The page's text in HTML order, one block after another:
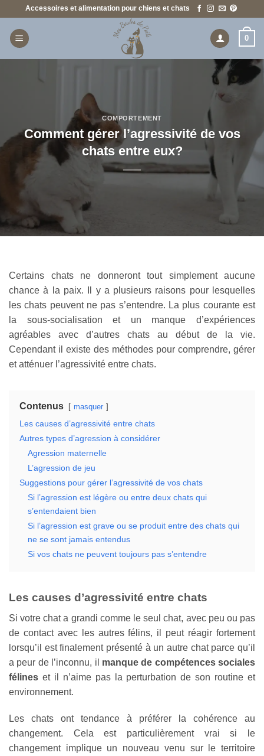
Passer
contenu
Accessoires et alimentation pour chiens et chats
0
COMPORTEMENT
Comment gérer l’agressivité de vos
chats entre eux?
Certains chats ne donneront tout simplement aucune
chance à la paix. Il y a plusieurs raisons pour lesquelles
les chats peuvent ne pas s’entendre. La plus courante est
la sous-socialisation et un manque d’expériences
agréables avec d’autres chats au début de la vie.
Cependant il existe des méthodes pour comprendre, gérer
et atténuer l’agressivité entre chats.
Contenus masquer
Les causes d’agressivité entre chats
Autres types d’agression à considérer
Agression maternelle
L’agression de jeu
Suggestions pour gérer l’agressivité de vos chats
Si l’agression est légère ou entre deux chats qui
s’entendaient bien
Si l’agression est grave ou se produit entre des chats qui
ne se sont jamais entendus
Si vos chats ne peuvent toujours pas s’entendre
Les causes d’agressivité entre chats
Si votre chat a grandi comme le seul chat, avec peu ou pas
de contact avec les autres félins, il peut réagir fortement
lorsqu’il est finalement présenté à un autre chat parce qu’il
a peur de l’inconnu, il manque de compétences sociales
félines et il n’aime pas la perturbation de son routine et
environnement.
Les chats ont tendance à préférer la cohérence au
changement. Cela est particulièrement vrai si le
changement implique un nouveau venu sur le territoire